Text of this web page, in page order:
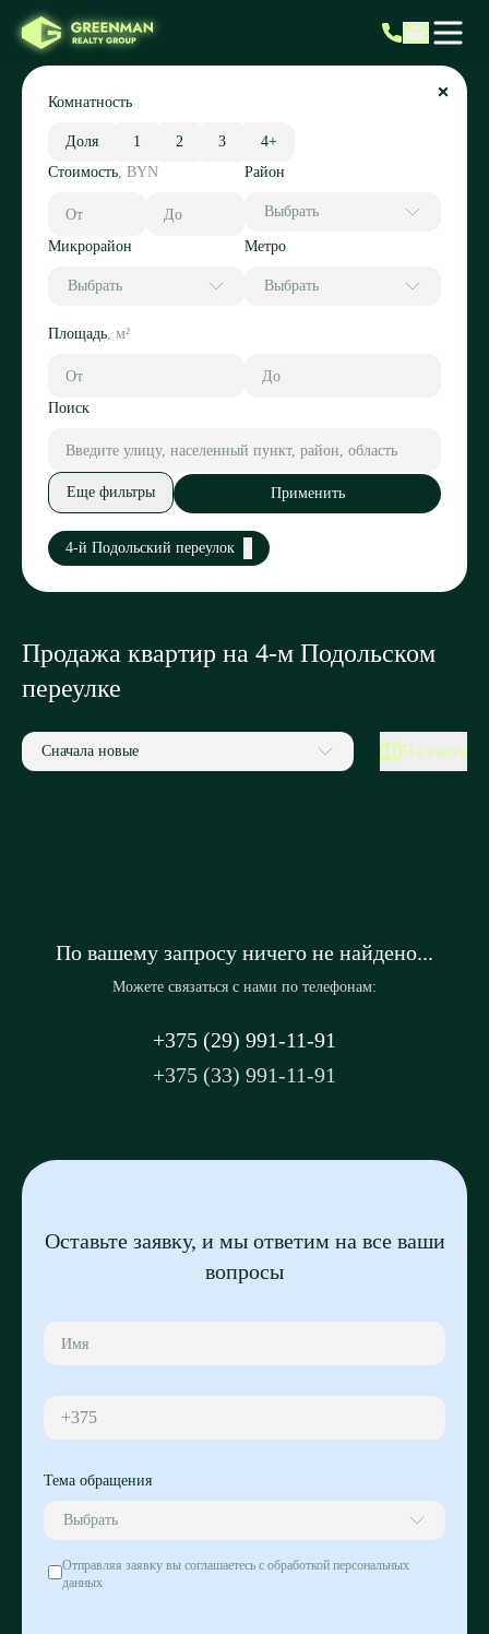
Комнатность
Доля 1 2 3
4+
Стоимость, BYN Район
Выбрать
Микрорайон
Выбрать
Метро
Выбрать
Площадь, м²
Поиск
Еще фильтры Применить
4-й Подольский переулок
Продажа квартир на 4-м Подольском
переулке
Сначала новые На карте
По вашему запросу ничего не найдено...
Можете связаться с нами по телефонам:
+375 (29) 991-11-91
+375 (33) 991-11-91
Оставьте заявку, и мы ответим на все ваши
вопросы
+375
Тема обращения
Выбрать
Отправляя заявку вы соглашаетесь с обработкой персональных
данных